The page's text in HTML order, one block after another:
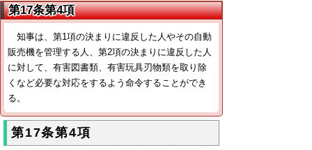
第17条第4項
知事は、第1項の決まりに違反した人やその自動
販売機を管理する人、第2項の決まりに違反した人
に対して、有害図書類、有害玩具刃物類を取り除
くなど必要な対応をするよう命令することができ
る。
第17条第4項